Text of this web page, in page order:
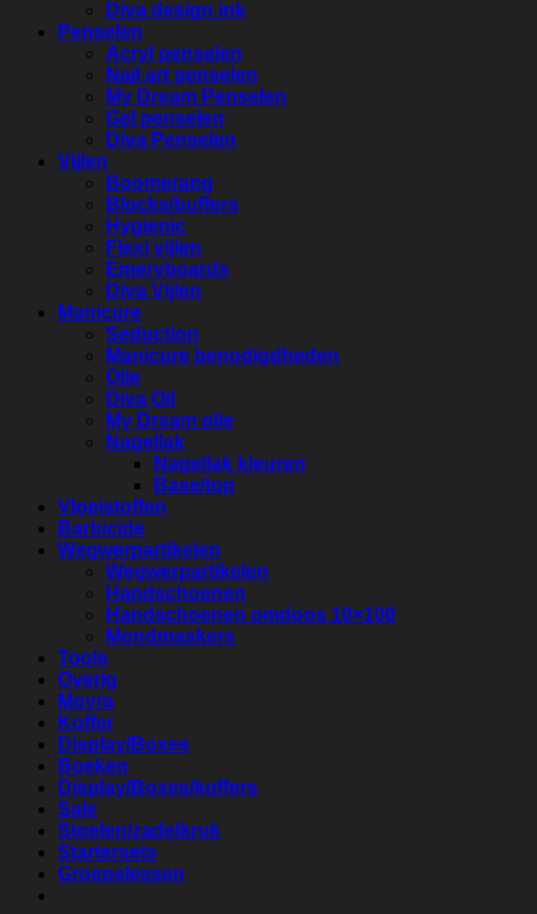
Diva design ink
Penselen
Acryl penselen
Nail art penselen
My Dream Penselen
Gel penselen
Diva Penselen
Vijlen
Boomerang
Blocks/buffers
Hygienic
Flexi vijlen
Emeryboards
Diva Vijlen
Manicure
Seduction
Manicure benodigdheden
Olie
Diva Oil
My Dream olie
Nagellak
Nagellak kleuren
Base/top
Vloeistoffen
Barbicide
Wegwerpartikelen
Wegwerpartikelen
Handschoenen
Handschoenen omdoos 10×100
Mondmaskers
Tools
Overig
Moyra
Koffer
Display/Boxes
Boeken
Display/Boxes/koffers
Sale
Stoelen/zadelkruk
Startersets
Groepslessen